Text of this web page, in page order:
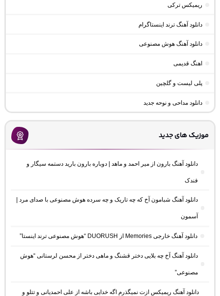
ریمیکس ترکی
دانلود آهنگ ترند اینستاگرام
دانلود آهنگ هوش مصنوعی
اهنگ قدیمی
پلی لیست و گلچین
دانلود مداحی و نوحه جدید
موزیک های جدید
دانلود آهنگ بارون از میر احمد و ماهد | دوباره بارون بارید دستمه سیگار و
فندک
دانلود آهنگ شبامون آخ که چه تاریک و چه سرده هوش مصنوعی با صدای مرد |
آسمون
دانلود آهنگ خارجی Memories از DUORUSH “هوش مصنوعی ترند اینستا”
دانلود آهنگ آخ چه بلایی دختر قشنگ و ماهی دختر از محسن لرستانی “هوش
مصنوعی”
دانلود آهنگ ریمیکس ازت نمیگذرم اگه خدایی باشه از علی احمدیانی و تتلو و